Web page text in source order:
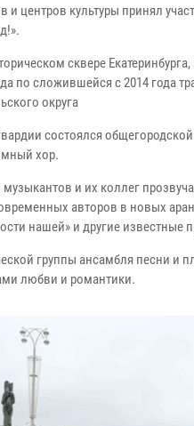
и центров культуры принял
сквере
по сложившейся с 2014 года
округа
состоялся
хор.
и их коллег
авторов в новых
нашей» и другие известные
группы ансамбля песни и
любви и романтики.